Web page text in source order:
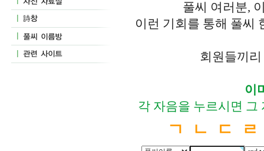
풀씨 여러분,
이런 기회를 통해 풀씨
회원들끼
이
각 자음을 누르시면 그
ㄱ ㄴ ㄷ ㄹ